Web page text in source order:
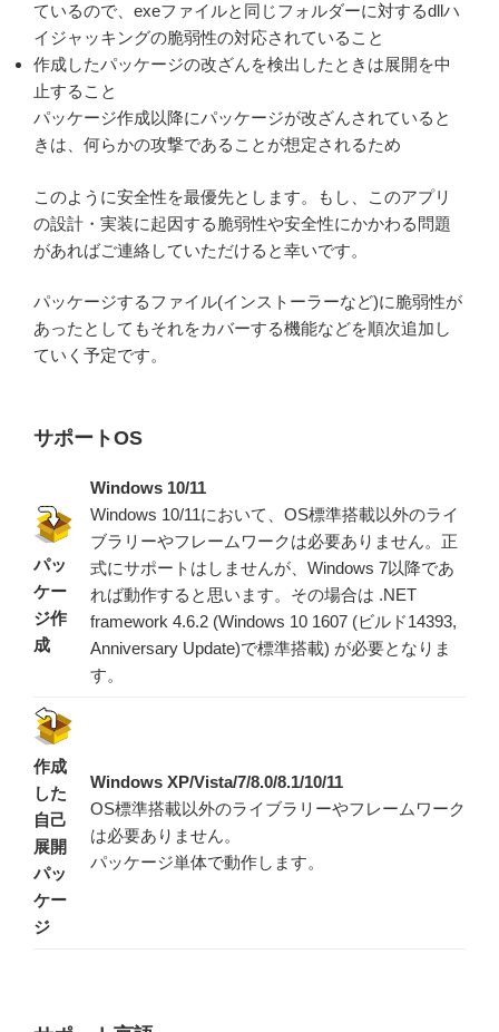
ているので、exeファイルと同じフォルダーに対するdllハ
イジャッキングの脆弱性の対応されていること
作成したパッケージの改ざんを検出したときは展開を中
止すること
パッケージ作成以降にパッケージが改ざんされていると
きは、何らかの攻撃であることが想定されるため
このように安全性を最優先とします。もし、このアプリ
の設計・実装に起因する脆弱性や安全性にかかわる問題
があればご連絡していただけると幸いです。
パッケージするファイル(インストーラーなど)に脆弱性が
あったとしてもそれをカバーする機能などを順次追加し
ていく予定です。
サポートOS
パッ
ケー
ジ作
成
Windows 10/11
Windows 10/11において、OS標準搭載以外のライ
ブラリーやフレームワークは必要ありません。正
式にサポートはしませんが、Windows 7以降であ
れば動作すると思います。その場合は .NET
framework 4.6.2 (Windows 10 1607 (ビルド14393,
Anniversary Update)で標準搭載) が必要となりま
す。
作成
した
自己
展開
パッ
ケー
ジ
Windows XP/Vista/7/8.0/8.1/10/11
OS標準搭載以外のライブラリーやフレームワーク
は必要ありません。
パッケージ単体で動作します。